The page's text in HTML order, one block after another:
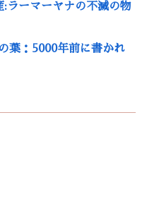
ラーマーヤナの不滅の物
葉：5000年前に書かれ